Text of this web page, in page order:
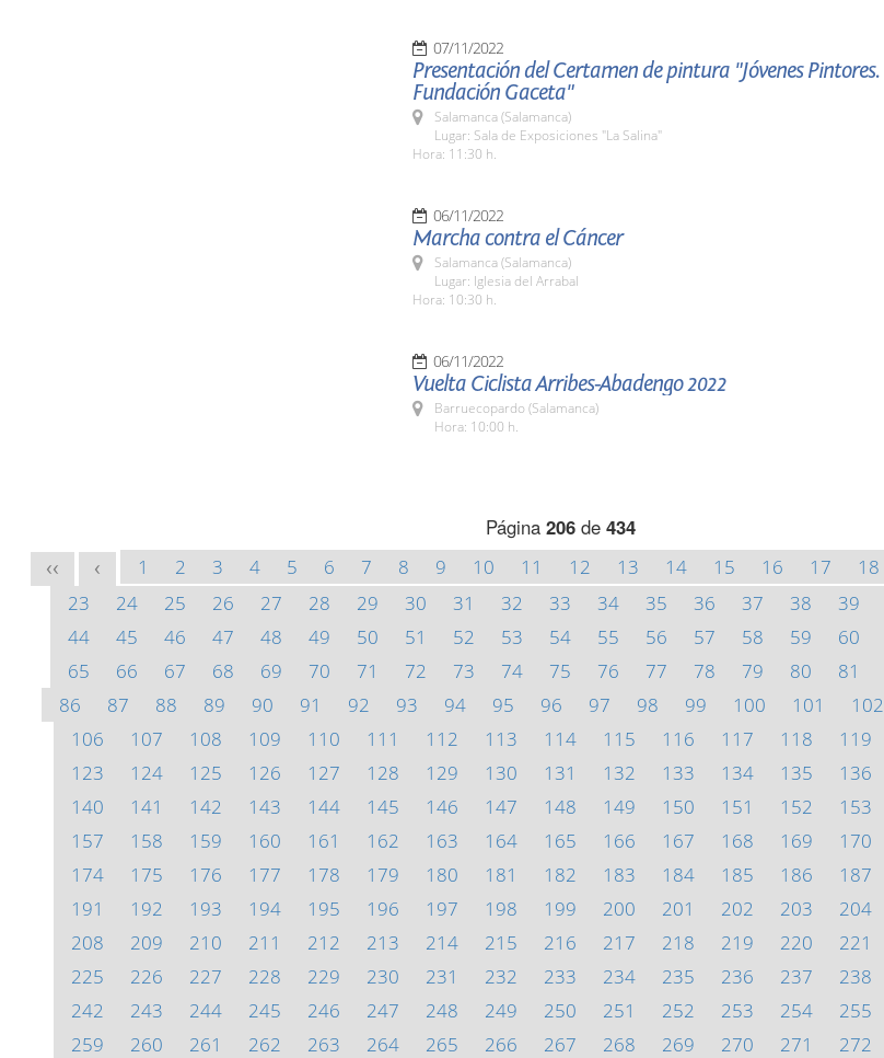
07/11/2022
Presentación del Certamen de pintura "Jóvenes Pintores.
Fundación Gaceta"
Salamanca (Salamanca)
Lugar: Sala de Exposiciones "La Salina"
Hora: 11:30 h.
06/11/2022
Marcha contra el Cáncer
Salamanca (Salamanca)
Lugar: Iglesia del Arrabal
Hora: 10:30 h.
06/11/2022
Vuelta Ciclista Arribes-Abadengo 2022
Barruecopardo (Salamanca)
Hora: 10:00 h.
Página 206de 434
<< < 1 2 3 4 5 6 7 8 9 10 11 12 13 14 15 16 17 18
23
24 25 26 27 28 29 30 31 32 33 34 35 36 37 38 39
44
45 46 47 48 49 50 51 52 53 54 55 56 57 58 59 60
65
66 67 68 69 70 71 72 73 74 75 76 77 78 79 80 81
86
87 88 89 90 91 92 93 94 95 96 97 98 99 100 101 102
106
107 108 109 110 111 112 113 114 115 116 117 118 119
123
124 125 126 127 128 129 130 131 132 133 134 135 136
140
141 142 143 144 145 146 147 148 149 150 151 152 153
157
158 159 160 161 162 163 164 165 166 167 168 169 170
174
175 176 177 178 179 180 181 182 183 184 185 186 187
191
192 193 194 195 196 197 198 199 200 201 202 203 204
208
209 210 211 212 213 214 215 216 217 218 219 220 221
225
226 227 228 229 230 231 232 233 234 235 236 237 238
242
243 244 245 246 247 248 249 250 251 252 253 254 255
259
260 261 262 263 264 265 266 267 268 269 270 271 272